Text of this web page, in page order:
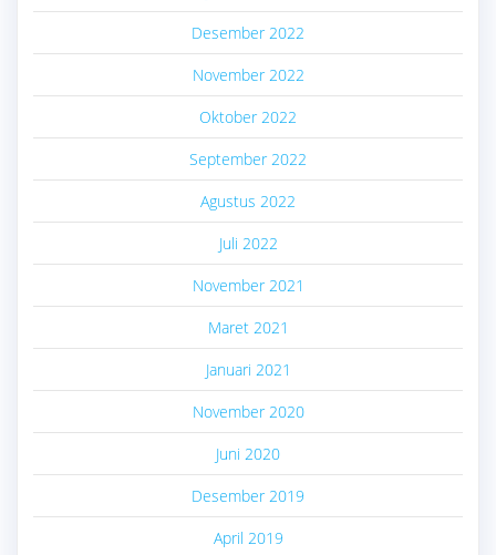
Desember 2022
November 2022
Oktober 2022
September 2022
Agustus 2022
Juli 2022
November 2021
Maret 2021
Januari 2021
November 2020
Juni 2020
Desember 2019
April 2019